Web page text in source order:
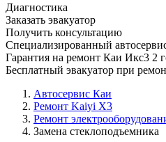
Диагностика
Заказать эвакуатор
Получить консультацию
Специализированный
Гарантия на ремонт Каи Икс3 2
Бесплатный эвакуатор при
Автосервис Каи
Ремонт Kaiyi X3
Ремонт
Замена стеклоподъемника